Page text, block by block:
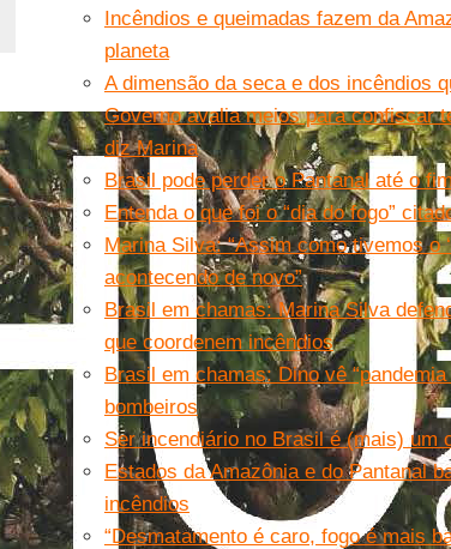
Incêndios e queimadas fazem da
planeta
A dimensão da seca e dos incêndios
Governo avalia meios para confiscar
diz Marina
Brasil pode perder o Pantanal até o
Entenda o que foi o “dia do fogo”
Marina Silva: “Assim como tivemos o
acontecendo de novo”
Brasil em chamas: Marina Silva
que coordenem incêndios
Brasil em chamas: Dino vê
bombeiros
Ser incendiário no Brasil é (mais) um
Estados da Amazônia e do Pantanal
incêndios
“Desmatamento é caro, fogo é mais